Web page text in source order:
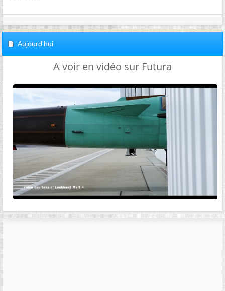
Aujourd'hui
A voir en vidéo sur Futura